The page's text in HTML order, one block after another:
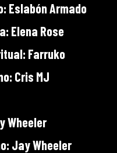
Eslabón Armado
Elena Rose
Farruko
Cris MJ
Wheeler
Jay Wheeler